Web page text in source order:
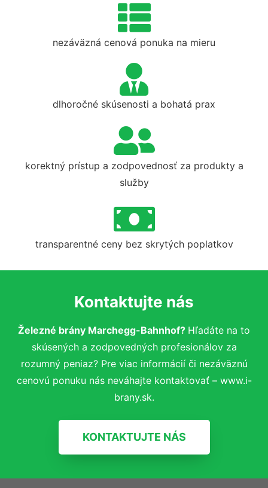
nezáväzná cenová ponuka na mieru
dlhoročné skúsenosti a bohatá prax
korektný prístup a zodpovednosť za produkty a
služby
transparentné ceny bez skrytých poplatkov
Kontaktujte nás
Železné brány Marchegg-Bahnhof? Hľadáte na to
skúsených a zodpovedných profesionálov za
rozumný peniaz? Pre viac informácií či nezáväznú
cenovú ponuku nás neváhajte kontaktovať – www.i-
brany.sk.
KONTAKTUJTE NÁS